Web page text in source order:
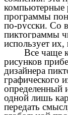
компьютерные
программы
по-русски. Со
пиктограммы
использует
Все чаще к
рисунков
дизайнера
графического
одной лишь
передать